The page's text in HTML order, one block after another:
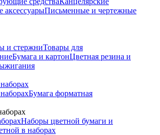
аксессуарыПисьменные и чертежные
и стержниТовары для
Бумага и картонЦветная резина и
Бумага форматная
Наборы цветной бумаги и
в наборах